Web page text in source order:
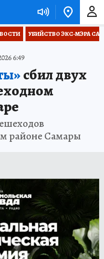
УБИЙСТВО ЭКС-МЭРА
6:49
сбил двух
районе Самары